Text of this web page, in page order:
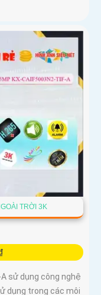
TRỜI 3K
A sử dụng công nghệ
dụng trong các môi